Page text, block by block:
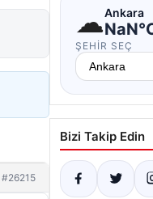
#26215
☁Ankara
ŞEHIR SEÇ
Bizi Takip Edin